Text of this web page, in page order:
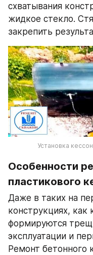
схватывания
жидкое стекло.
закрепить
Установка
Особенности
пластикового
Даже в таких на
конструкциях, как
формируются
эксплуатации и
Ремонт бетонного